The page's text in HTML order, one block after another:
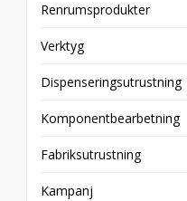
Renrumsprodukter
Verktyg
Dispenseringsutrustning
Komponentbearbetning
Fabriksutrustning
Kampanj